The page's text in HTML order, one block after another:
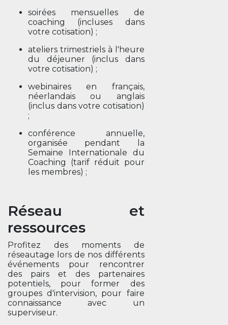
soirées mensuelles de
coaching (incluses dans
votre cotisation) ;
ateliers trimestriels à l'heure
du déjeuner (inclus dans
votre cotisation) ;
webinaires en français,
néerlandais ou anglais
(inclus dans votre cotisation)
;
conférence annuelle,
organisée pendant la
Semaine Internationale du
Coaching (tarif réduit pour
les membres) ;
Réseau et
ressources
Profitez des moments de
réseautage lors de nos différents
événements pour rencontrer
des pairs et des partenaires
potentiels, pour former des
groupes d'intervision, pour faire
connaissance avec un
superviseur.